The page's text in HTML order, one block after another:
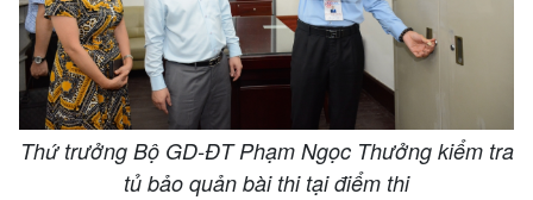
Thứ trưởng Bộ GD-ĐT Phạm Ngọc Thưởng kiểm tra
tủ bảo quản bài thi tại điểm thi